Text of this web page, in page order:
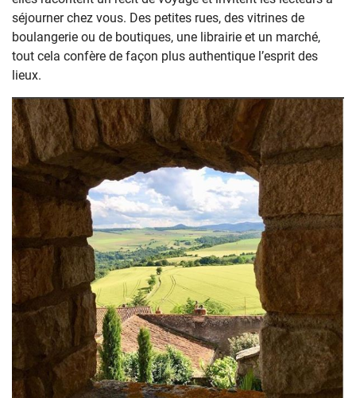
séjourner chez vous. Des petites rues, des vitrines de
boulangerie ou de boutiques, une librairie et un marché,
tout cela confère de façon plus authentique l’esprit des
lieux.